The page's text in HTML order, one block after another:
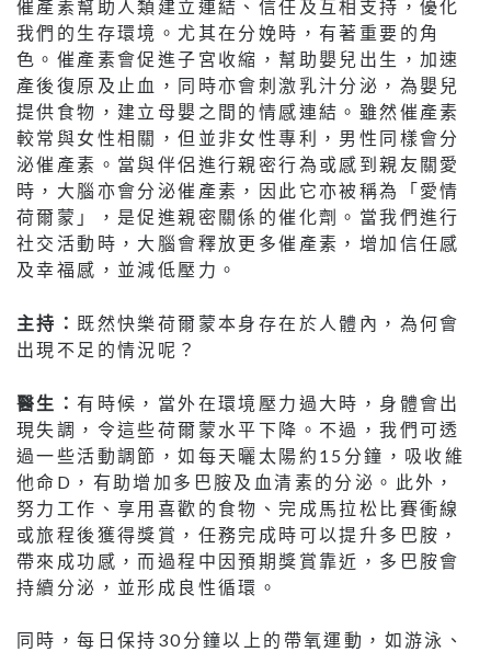
催產素幫助人類建立連結、信任及互相支持，優化
我們的生存環境。尤其在分娩時，有著重要的角
色。催產素會促進子宮收縮，幫助嬰兒出生，加速
產後復原及止血，同時亦會刺激乳汁分泌，為嬰兒
提供食物，建立母嬰之間的情感連結。雖然催產素
較常與女性相關，但並非女性專利，男性同樣會分
泌催產素。當與伴侶進行親密行為或感到親友關愛
時，大腦亦會分泌催產素，因此它亦被稱為「愛情
荷爾蒙」，是促進親密關係的催化劑。當我們進行
社交活動時，大腦會釋放更多催產素，增加信任感
及幸福感，並減低壓力。
主持： 既然快樂荷爾蒙本身存在於人體內，為何會
出現不足的情況呢？
醫生：有時候，當外在環境壓力過大時，身體會出
現失調，令這些荷爾蒙水平下降。不過，我們可透
過一些活動調節，如每天曬太陽約15分鐘，吸收維
他命D，有助增加多巴胺及血清素的分泌。此外，
努力工作、享用喜歡的食物、完成馬拉松比賽衝線
或旅程後獲得獎賞，任務完成時可以提升多巴胺，
帶來成功感，而過程中因預期獎賞靠近，多巴胺會
持續分泌，並形成良性循環。
同時，每日保持30分鐘以上的帶氧運動，如游泳、